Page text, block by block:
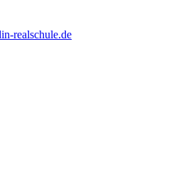
realschule.de